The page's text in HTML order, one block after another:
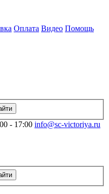
Оплата Видео Помощь
- 17:00 info@sc-victoriya.ru